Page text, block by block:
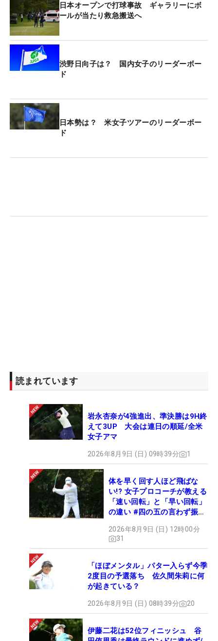
日本オープンで打球事故 ギャラリーにボ
ールが当たり救急搬送へ
渋野日向子は？ 国内女子のリーダーボー
ド
日本勢は？ 米女子ツアーのリーダーボー
ド
読まれています
岩永杏奈が4強進出、準決勝は9H終
えて3UP 大会は連日の順延/全米
女子アマ
2026年8月9日 (日) 09時39分 1
体を早く回す人ほど飛ばな
い!? 女子プロコーチが教える
「速い回転」と「早い回転」
の違い #四の五の言わず振り
2026年8月9日 (日) 12時00分
31
「ほぼメンタル」パター入らず今季
2度目の予選落ち 佐久間朱莉に何
が起きている？
2026年8月9日 (日) 08時39分 20
伊藤二花は52位フィニッシュ 谷